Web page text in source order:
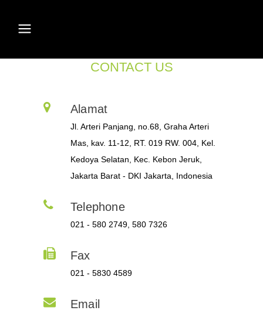
CONTACT US
Alamat
Jl. Arteri Panjang, no.68, Graha Arteri
Mas, kav. 11-12, RT. 019 RW. 004, Kel.
Kedoya Selatan, Kec. Kebon Jeruk,
Jakarta Barat - DKI Jakarta, Indonesia
Telephone
021 - 580 2749, 580 7326
Fax
021 - 5830 4589
Email